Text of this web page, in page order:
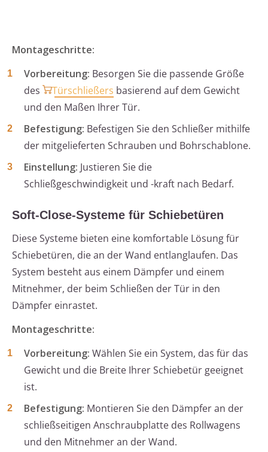
Montageschritte:
Vorbereitung: Besorgen Sie die passende Größe
des
Türschließers basierend auf dem Gewicht
und den Maßen Ihrer Tür.
Befestigung: Befestigen Sie den Schließer mithilfe
der mitgelieferten Schrauben und Bohrschablone.
Einstellung: Justieren Sie die
Schließgeschwindigkeit und -kraft nach Bedarf.
Soft-Close-Systeme für Schiebetüren
Diese Systeme bieten eine komfortable Lösung für
Schiebetüren, die an der Wand entlanglaufen. Das
System besteht aus einem Dämpfer und einem
Mitnehmer, der beim Schließen der Tür in den
Dämpfer einrastet.
Montageschritte:
Vorbereitung: Wählen Sie ein System, das für das
Gewicht und die Breite Ihrer Schiebetür geeignet
ist.
Befestigung: Montieren Sie den Dämpfer an der
schließseitigen Anschraubplatte des Rollwagens
und den Mitnehmer an der Wand.